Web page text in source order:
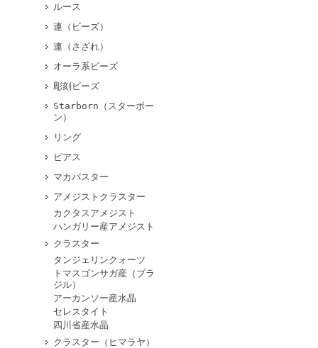
ルース
連（ビーズ）
連（さざれ）
オーラ系ビーズ
彫刻ビーズ
Starborn（スターボー
ン）
リング
ピアス
マカバスター
アメジストクラスター
カクタスアメジスト
ハンガリー産アメジスト
クラスター
タンジェリンクォーツ
トマスゴンサガ産（ブラ
ジル）
アーカンソー産水晶
セレスタイト
四川省産水晶
クラスター（ヒマラヤ）